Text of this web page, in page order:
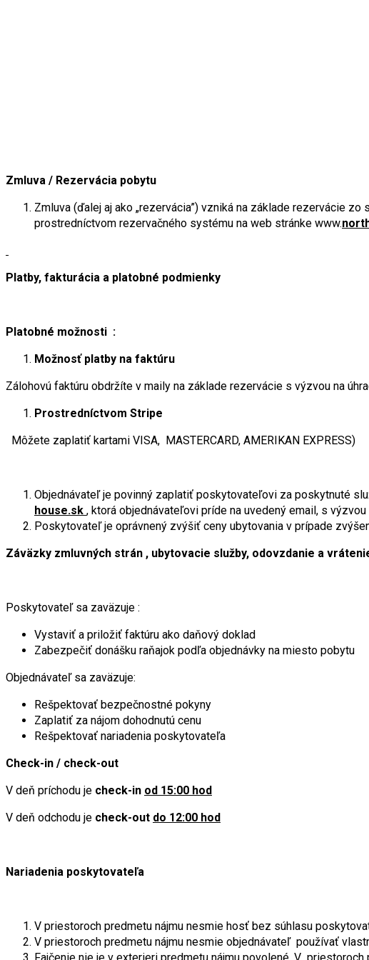
Zmluva / Rezervácia pobytu
Zmluva (ďalej aj ako „rezervácia”) vzniká na základe rezervácie
prostredníctvom rezervačného systému na web stránke www.
Platby, fakturácia a platobné podmienky
Platobné možnosti :
Možnosť platby na faktúru
Zálohovú faktúru obdržíte v maily na základe rezervácie s výzvou na
Prostredníctvom Stripe
Môžete zaplatiť kartami VISA, MASTERCARD, AMERIKAN EXPRESS)
Objednávateľ je povinný zaplatiť poskytovateľovi za poskytnuté
house.sk , ktorá objednávateľovi príde na uvedený email, s
Poskytovateľ je oprávnený zvýšiť ceny ubytovania v prípade
Záväzky zmluvných strán , ubytovacie služby, odovzdanie a
Poskytovateľ sa zaväzuje :
Vystaviť a priložiť faktúru ako daňový doklad
Zabezpečiť donášku raňajok podľa objednávky na miesto pobytu
Objednávateľ sa zaväzuje:
Rešpektovať bezpečnostné pokyny
Zaplatiť za nájom dohodnutú cenu
Rešpektovať nariadenia poskytovateľa
Check-in / check-out
V deň príchodu je check-in od 15:00 hod
V deň odchodu je check-out do 12:00 hod
Nariadenia poskytovateľa
V priestoroch predmetu nájmu nesmie hosť bez súhlasu
V priestoroch predmetu nájmu nesmie objednávateľ používať